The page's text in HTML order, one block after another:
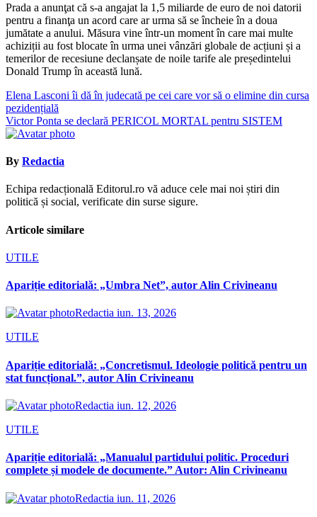
Prada a anunţat că s-a angajat la 1,5 miliarde de euro de noi datorii
pentru a finanţa un acord care ar urma să se încheie în a doua
jumătate a anului. Măsura vine într-un moment în care mai multe
achiziții au fost blocate în urma unei vânzări globale de acțiuni și a
temerilor de recesiune declanșate de noile tarife ale președintelui
Donald Trump în această lună.
Navigare
în
articole
Elena Lasconi îi dă în judecată pe cei care vor să o elimine din cursa
pezidențială
Victor Ponta se declară PERICOL MORTAL pentru SISTEM
By Redactia
Echipa redacțională Editorul.ro vă aduce cele mai noi știri din
politică și social, verificate din surse sigure.
Articole similare
UTILE
Apariție editorială: „Umbra Net”, autor Alin Crivineanu
Redactia iun. 13, 2026
UTILE
Apariție editorială: „Concretismul. Ideologie politică pentru un
stat funcțional.”, autor Alin Crivineanu
Redactia iun. 12, 2026
UTILE
Apariție editorială: „Manualul partidului politic. Proceduri
complete și modele de documente.” Autor: Alin Crivineanu
Redactia iun. 11, 2026